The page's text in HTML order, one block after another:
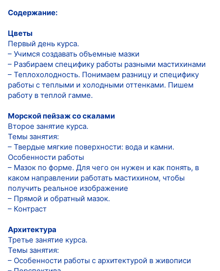
Содержание:
Цветы
Первый день курса.
– Учимся создавать объемные мазки
– Разбираем специфику работы разными мастихинами
– Теплохолодность. Понимаем разницу и специфику
работы с теплыми и холодными оттенками. Пишем
работу в теплой гамме.
Морской пейзаж со скалами
Второе занятие курса.
Темы занятия:
– Твердые мягкие поверхности: вода и камни.
Особенности работы
– Мазок по форме. Для чего он нужен и как понять, в
каком направлении работать мастихином, чтобы
получить реальное изображение
– Прямой и обратный мазок.
– Контраст
Архитектура
Третье занятие курса.
Темы занятия:
– Особенности работы с архитектурой в живописи